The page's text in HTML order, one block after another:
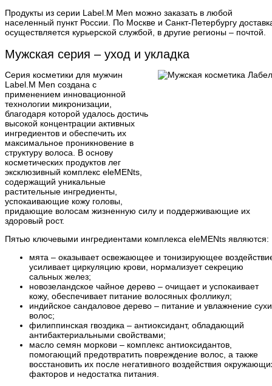
Продукты из серии Label.M Men можно заказать в любой
населенный пункт России. По Москве и Санкт-Петербургу
осуществляется курьерской службой, в другие регионы – почтой.
Мужская серия – уход и укладка
Серия косметики для мужчин
Label.M Men создана с
применением инновационной
технологии микронизации,
благодаря которой удалось достичь
высокой концентрации активных
ингредиентов и обеспечить их
максимальное проникновение в
структуру волоса. В основу
косметических продуктов лег
эксклюзивный комплекс eleMENts,
содержащий уникальные
растительные ингредиенты,
успокаивающие кожу головы,
придающие волосам жизненную силу и поддерживающие их
здоровый рост.
Пятью ключевыми ингредиентами комплекса eleMENts являются:
мята – оказывает освежающее и тонизирующее
усиливает циркуляцию крови, нормализует секрецию
сальных желез;
новозеландское чайное дерево – очищает и успокаивает
кожу, обеспечивает питание волосяных фолликул;
индийское сандаловое дерево – питание и увлажнение
волос;
филиппинская гвоздика – антиоксидант, обладающий
антибактериальными свойствами;
масло семян моркови – комплекс антиоксидантов,
помогающий предотвратить повреждение волос, а также
восстановить их после негативного воздействия
факторов и недостатка питания.